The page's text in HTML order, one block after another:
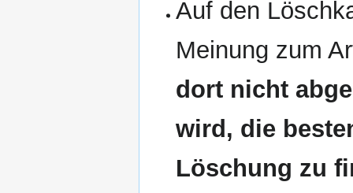
Auf den
Meinung zum
dort nicht
wird, die
Löschung zu